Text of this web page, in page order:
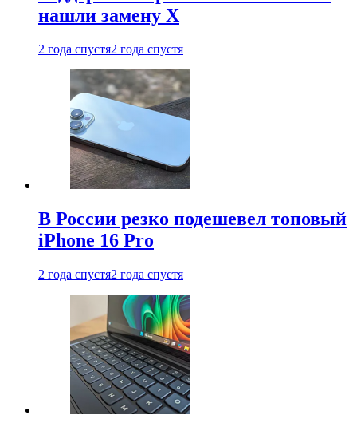
нашли замену X
2 года спустя2 года спустя
В России резко подешевел топовый
iPhone 16 Pro
2 года спустя2 года спустя